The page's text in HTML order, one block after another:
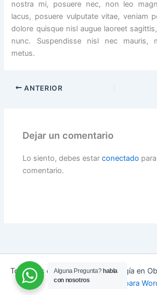
nostra mi, posuere nec, non leo
lacus, posuere vulputate vitae, veniam
dolore quisque nisl augue laoreet
nunc. Suspendisse nisl nec mauris,
metus.
ANTERIOR
Dejar un comentario
Lo siento, debes estarconectado
comentario.
Todos los derechos © 2026 Cirugía en
gracias aTema Astra para
Alguna Pregunta? habla
con nosotros